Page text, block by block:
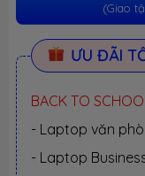
(Giao
ƯU ĐÃI
BACK TO
- Laptop